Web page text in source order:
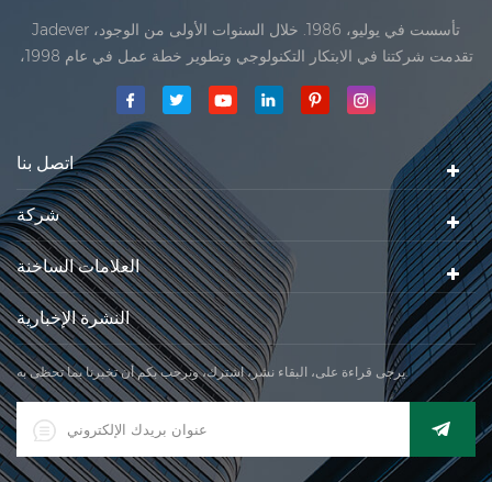
Jadever تأسست في يوليو، 1986. خلال السنوات الأولى من الوجود،
تقدمت شركتنا في الابتكار التكنولوجي وتطوير خطة عمل في عام 1998،
حققت شركتنا هدف الجودة الرئيسية، متى تلقت أول منتجاتنا موافقة من
مقياس المحدودةكان تأسيس تقع من
اتصل بنا
شركة
العلامات الساخنة
النشرة الإخبارية
يرجى قراءة على، البقاء نشر، اشترك، ونرحب بكم أن تخبرنا بما تحظى به.